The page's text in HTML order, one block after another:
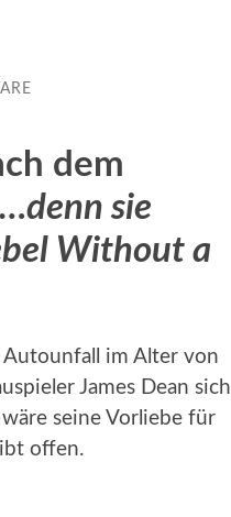
dem
…denn sie
Without a
im Alter von
James Dean sich
seine Vorliebe für
offen.